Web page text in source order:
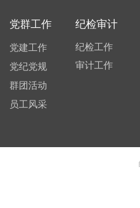
党建工作
党纪党规
群团活动
员工风采
纪检工作
审计工作
党群工作 纪检审计